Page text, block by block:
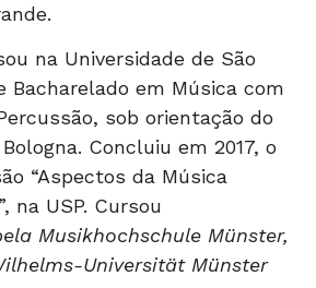
na Universidade de São
Bacharelado em Música com
sob orientação do
Concluiu em 2017, o
“Aspectos da Música
na USP. Cursou
Musikhochschule Münster,
Universität Münster